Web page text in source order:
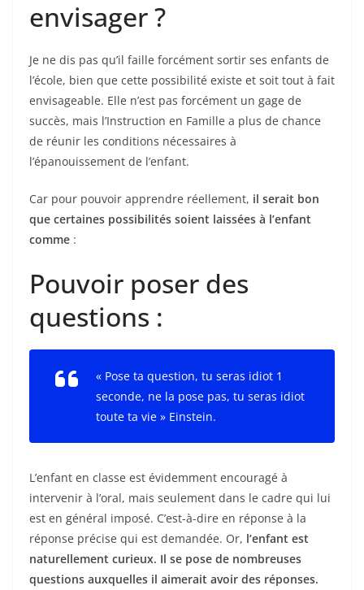
envisager ?
Je ne dis pas qu’il faille forcément sortir ses enfants de
l’école, bien que cette possibilité existe et soit tout à fait
envisageable. Elle n’est pas forcément un gage de
succès, mais l’Instruction en Famille a plus de chance
de réunir les conditions nécessaires à
l’épanouissement de l’enfant.
Car pour pouvoir apprendre réellement, il serait bon
que certaines possibilités soient laissées à l’enfant
comme :
Pouvoir poser des
questions :
« Pose ta question, tu seras idiot 1
seconde, ne la pose pas, tu seras idiot
toute ta vie » Einstein.
L’enfant en classe est évidemment encouragé à
intervenir à l’oral, mais seulement dans le cadre qui lui
est en général imposé. C’est-à-dire en réponse à la
réponse précise qui est demandée. Or, l’enfant est
naturellement curieux. Il se pose de nombreuses
questions auxquelles il aimerait avoir des réponses.